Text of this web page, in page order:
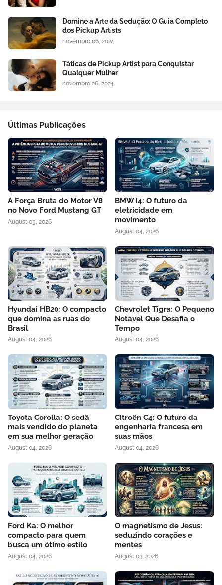
Domine a Arte da Sedução: O Guia Completo
dos Pickup Artists
novembro 06, 2024
Táticas de Pickup Artist para Conquistar
Qualquer Mulher
novembro 26, 2024
Últimas Publicações
A Força Bruta do Motor V8
no Novo Ford Mustang GT
August 05, 2026
BMW i4: O futuro da
eletricidade em
movimento
August 04, 2026
Hyundai HB20: O compacto
que domina as ruas do
Brasil
August 04, 2026
Chevrolet Tigra: O Pequeno
Notável Que Desafia o
Tempo
August 04, 2026
Toyota Corolla: O sedã
mais vendido do planeta
em sua melhor geração
August 04, 2026
Citroën C4: O futuro da
engenharia francesa em
suas mãos
August 04, 2026
Ford Ka: O melhor
compacto para quem
busca um ótimo estilo
August 04, 2026
O magnetismo de Jesus:
seduzindo corações e
mentes
August 03, 2026